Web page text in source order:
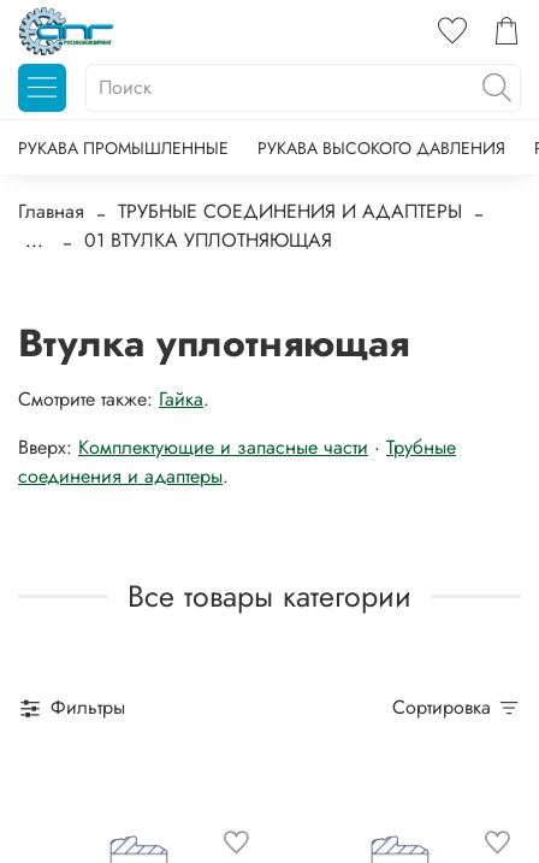
РУКАВА ПРОМЫШЛЕННЫЕ РУКАВА ВЫСОКОГО ДАВЛЕНИЯ
Главная
ТРУБНЫЕ СОЕДИНЕНИЯ И АДАПТЕРЫ
...
01 ВТУЛКА УПЛОТНЯЮЩАЯ
Втулка уплотняющая
Смотрите также: Гайка.
Вверх: Комплектующие и запасные части · Трубные
соединения и адаптеры.
Все товары категории
Фильтры Сортировка